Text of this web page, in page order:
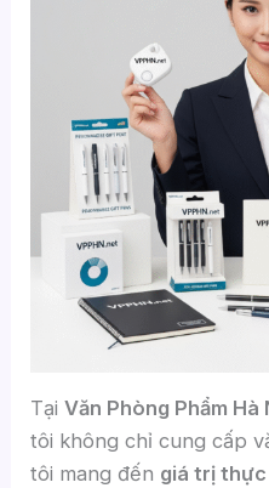
TạiVăn Phòng Phẩm Hà
tôi không chỉ cung cấp
tôi mang đến giá trị